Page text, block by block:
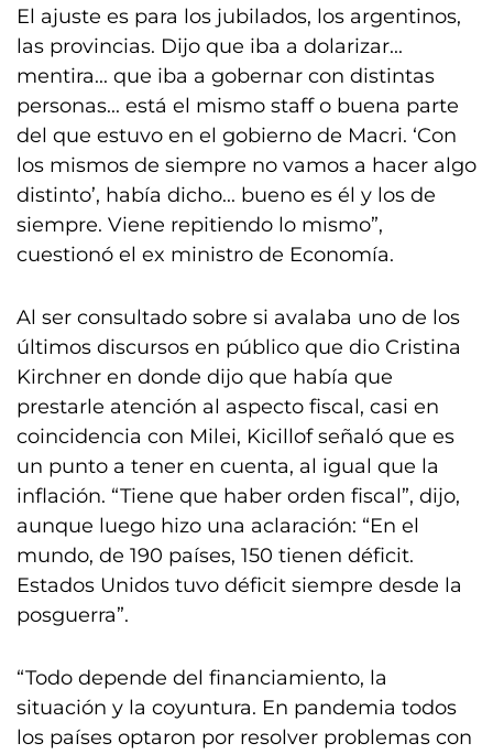
El ajuste es para los jubilados, los argentinos,
las provincias. Dijo que iba a dolarizar...
mentira... que iba a gobernar con distintas
personas... está el mismo staff o buena parte
del que estuvo en el gobierno de Macri. ‘Con
los mismos de siempre no vamos a hacer algo
distinto’, había dicho... bueno es él y los de
siempre. Viene repitiendo lo mismo”,
cuestionó el ex ministro de Economía.
Al ser consultado sobre si avalaba uno de los
últimos discursos en público que dio Cristina
Kirchner en donde dijo que había que
prestarle atención al aspecto fiscal, casi en
coincidencia con Milei, Kicillof señaló que es
un punto a tener en cuenta, al igual que la
inflación. “Tiene que haber orden fiscal”, dijo,
aunque luego hizo una aclaración: “En el
mundo, de 190 países, 150 tienen déficit.
Estados Unidos tuvo déficit siempre desde la
posguerra”.
“Todo depende del financiamiento, la
situación y la coyuntura. En pandemia todos
los países optaron por resolver problemas con